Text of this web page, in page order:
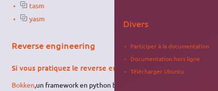
tasm
yasm
Reverse engineering
Si vous pratiquez le reverse engineering
Bokken,un framework en python basé sur Radare sous licence
Divers
Participer à la documentation
Documentation hors ligne
Télécharger Ubuntu